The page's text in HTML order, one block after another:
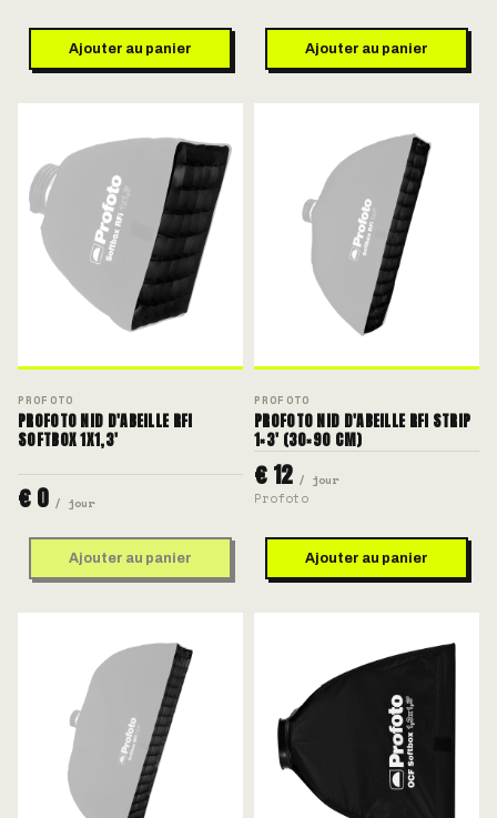
Ajouter au panier Ajouter au panier
PROFOTO
PROFOTO NID D'ABEILLE RFI
SOFTBOX 1X1,3'
€ 0 / jour
Ajouter au panier
PROFOTO
PROFOTO NID D'ABEILLE RFI STRIP
1×3' (30×90 CM)
€ 12 / jour
Profoto
Ajouter au panier